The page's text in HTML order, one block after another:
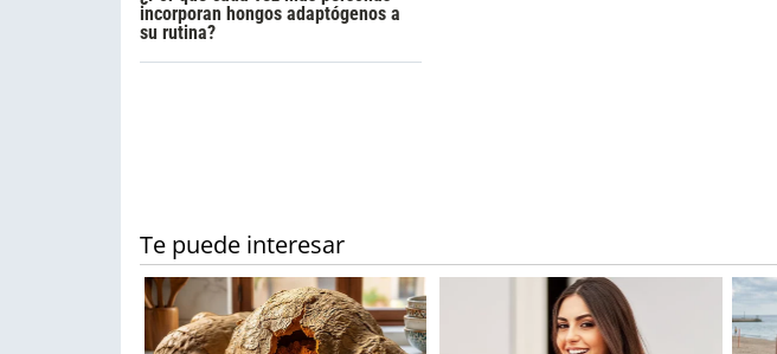
incorporan hongos adaptógenos a
su rutina?